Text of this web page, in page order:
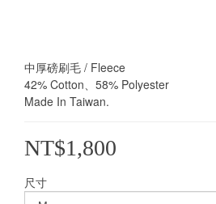
中厚磅刷毛 / Fleece
42% Cotton、58% Polyester
Made In Taiwan.
NT$1,800
尺寸